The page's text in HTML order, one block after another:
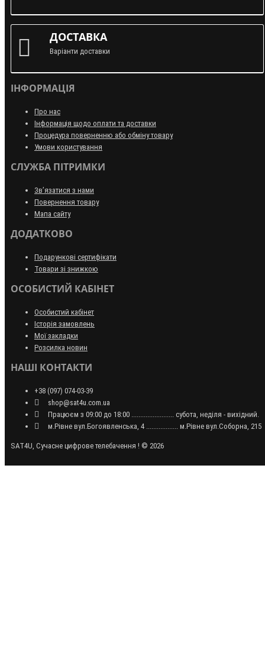
ДОСТАВКА
Варіанти доставки
ІНФОРМАЦІЯ
Про нас
Інформація щодо оплати та доставки
Процедура поверненню або обміну товару
Умови користування
СЛУЖБА ПІТРИМКИ
Зв’язатися з нами
Повернення товару
Мапа сайту
ДОДАТКОВО
Подарункові сертифікати
Товари зі знижкою
ОСОБИСТИЙ КАБІНЕТ
Особистий кабінет
Історія замовлень
Мої закладки
Розсилка новин
НАШІ КОНТАКТИ
+38 (097) 074-03-39
shop@sat4u.com.ua
Працюєм з 09:00 до 18:00 ........................ субота, неділя - вихідний.
м.Рівне вул.Богоявленська, 4 .................. м.Рівне вул.Соборна, 215
SAT4U, Сучасне цифрове телебачення ! © 2026